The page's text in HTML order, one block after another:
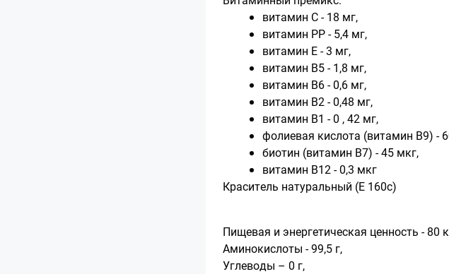
витамин С - 18 мг,
витамин РР - 5,4 мг,
витамин Е - 3 мг,
витамин В5 - 1,8 мг,
витамин В6 - 0,6 мг,
витамин В2 - 0,48 мг,
витамин В1 - 0 , 42 мг,
фолиевая кислота (витамин В9) -
биотин (витамин В7) - 45 мкг,
витамин В12 - 0,3 мкг
Краситель натуральный (Е 160с)
Пищевая и энергетическая ценность - 80
Аминокислоты - 99,5 г,
Углеводы – 0 г,